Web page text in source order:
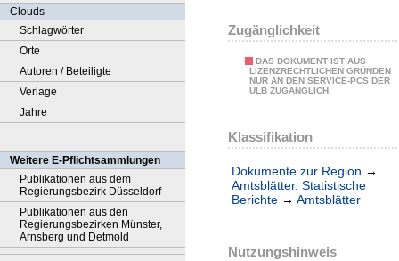
Clouds
Schlagwörter
Orte
Autoren / Beteiligte
Verlage
Jahre
Weitere E-Pflichtsammlungen
Publikationen aus dem
Regierungsbezirk Düsseldorf
Publikationen aus den
Regierungsbezirken Münster,
Arnsberg und Detmold
Zugänglichkeit
DAS DOKUMENT IST AUS
LIZENZRECHTLICHEN GRÜNDEN
NUR AN DEN SERVICE-PCS DER
ULB ZUGÄNGLICH.
Klassifikation
Dokumente zur Region →
Amtsblätter. Statistische
Berichte → Amtsblätter
Nutzungshinweis